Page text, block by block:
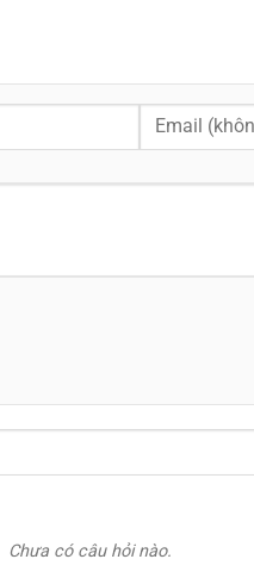
Chưa có câu hỏi nào.